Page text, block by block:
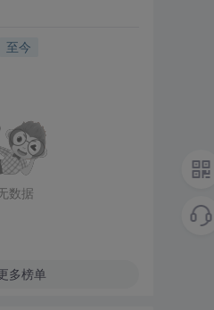
至今
数据
多榜单